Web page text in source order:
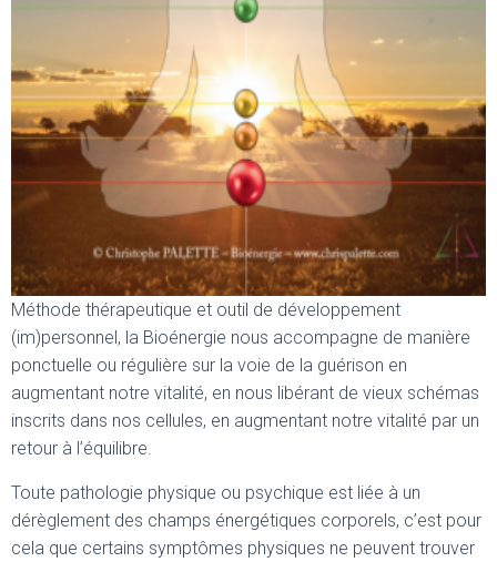
Méthode thérapeutique et outil de développement
(im)personnel, la Bioénergie nous accompagne de manière
ponctuelle ou régulière sur la voie de la guérison en
augmentant notre vitalité, en nous libérant de vieux schémas
inscrits dans nos cellules, en augmentant notre vitalité par un
retour à l’équilibre.
Toute pathologie physique ou psychique est liée à un
dérèglement des champs énergétiques corporels, c’est pour
cela que certains symptômes physiques ne peuvent trouver